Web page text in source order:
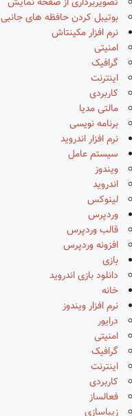
بوتیبل کردن حافظه های جانبی
نرم افزار مکینتاش
امنیتی
گرافیک
اینترنت
کاربردی
مالتی مدیا
برنامه نویسی
نرم افزار اندروید
سیستم عامل
ویندوز
اندروید
لینوکس
وردپرس
قالب وردپرس
افزونه وردپرس
بازی
دانلود بازی اندروید
خانه
نرم افزار ویندوز
درایور
امنیتی
گرافیک
اینترنت
کاربردی
فعالساز
زیباسازی